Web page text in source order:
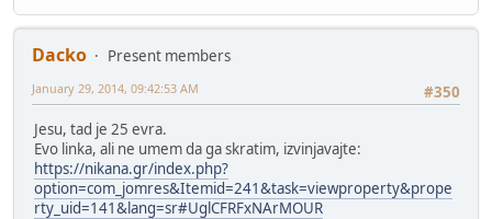
Dacko
Present members
#350
January 29, 2014, 09:42:53 AM
Jesu, tad je 25 evra.
Evo linka, ali ne umem da ga skratim, izvinjavajte:
https://nikana.gr/index.php?
option=com_jomres&Itemid=241&task=viewproperty&prope
rty_uid=141&lang=sr#UglCFRFxNArMOUR